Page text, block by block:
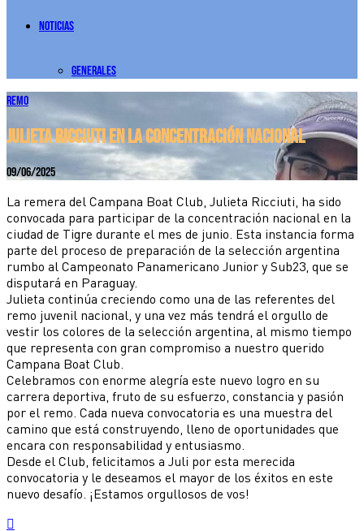
Noticias
Generales
Remo
Julieta Ricciuti en la concentración nacional
09/06/2025
La remera del Campana Boat Club, Julieta Ricciuti, ha sido
convocada para participar de la concentración nacional en la
ciudad de Tigre durante el mes de junio. Esta instancia forma
parte del proceso de preparación de la selección argentina
rumbo al Campeonato Panamericano Junior y Sub23, que se
disputará en Paraguay.
Julieta continúa creciendo como una de las referentes del
remo juvenil nacional, y una vez más tendrá el orgullo de
vestir los colores de la selección argentina, al mismo tiempo
que representa con gran compromiso a nuestro querido
Campana Boat Club.
Celebramos con enorme alegría este nuevo logro en su
carrera deportiva, fruto de su esfuerzo, constancia y pasión
por el remo. Cada nueva convocatoria es una muestra del
camino que está construyendo, lleno de oportunidades que
encara con responsabilidad y entusiasmo.
Desde el Club, felicitamos a Juli por esta merecida
convocatoria y le deseamos el mayor de los éxitos en este
nuevo desafío. ¡Estamos orgullosos de vos!